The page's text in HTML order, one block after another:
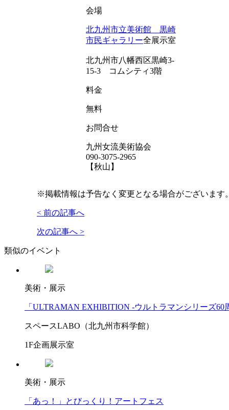
会場
北九州市立美術館 黒崎
市民ギャラリー全展示室
北九州市八幡西区黒崎3-
15-3 コムシティ3階
料金
無料
お問合せ
九州女流美術協会
090-3075-2965
【秋山】
※掲載情報は予告なく変更となる場合がございます
< 前の記事へ
次の記事へ >
類似のイベント
美術・展示
「ULTRAMAN EXHIBITION -ウルトラマンシリーズ60
スペースLABO（北九州市科学館）
1F企画展示室
美術・展示
「あっ！」とびっくり！アートフェス